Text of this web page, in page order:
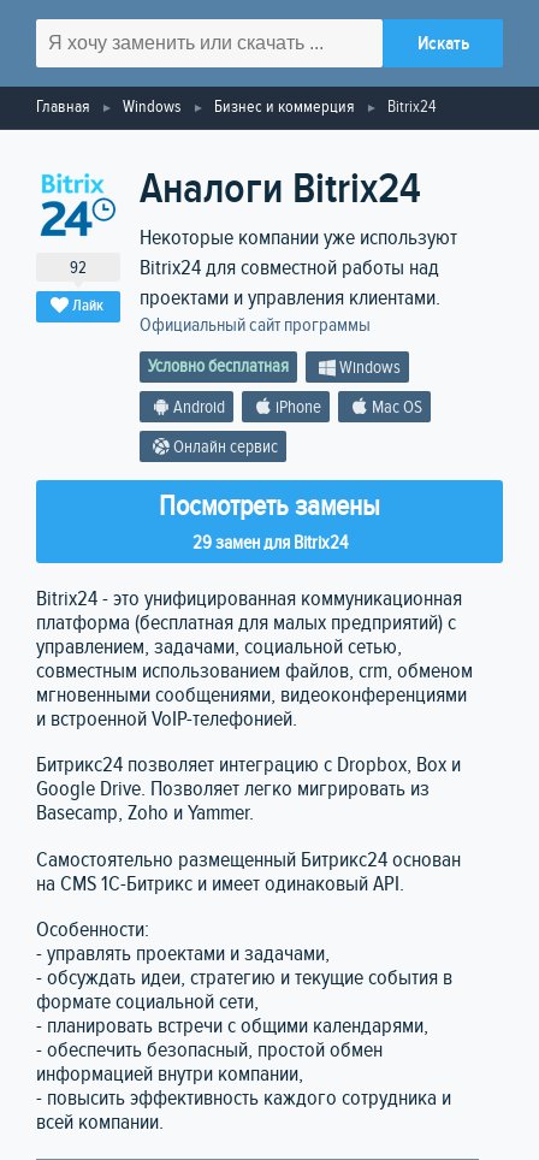
Главная Windows Бизнес и коммерция Bitrix24
92
Лайк
Аналоги Bitrix24
Некоторые компании уже используют
Bitrix24 для совместной работы над
проектами и управления клиентами.
Официальный сайт программы
Условно бесплатная
Windows
Android
iPhone
Mac OS
Онлайн сервис
Посмотреть замены
29 замен для Bitrix24
Bitrix24 - это унифицированная коммуникационная
платформа (бесплатная для малых предприятий) с
управлением, задачами, социальной сетью,
совместным использованием файлов, crm, обменом
мгновенными сообщениями, видеоконференциями
и встроенной VoIP-телефонией.
Битрикс24 позволяет интеграцию с Dropbox, Box и
Google Drive. Позволяет легко мигрировать из
Basecamp, Zoho и Yammer.
Самостоятельно размещенный Битрикс24 основан
на CMS 1С-Битрикс и имеет одинаковый API.
Особенности:
- управлять проектами и задачами,
- обсуждать идеи, стратегию и текущие события в
формате социальной сети,
- планировать встречи с общими календарями,
- обеспечить безопасный, простой обмен
информацией внутри компании,
- повысить эффективность каждого сотрудника и
всей компании.